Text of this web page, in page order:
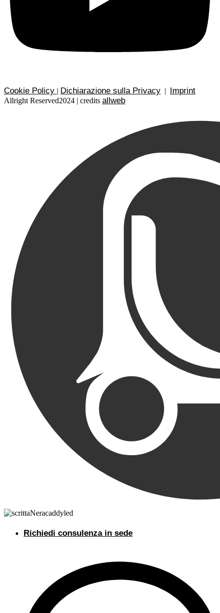
Cookie Policy | Dichiarazione sulla Privacy | Imprint
Allright Reserved2024 | credits allweb
Richiedi consulenza in sede